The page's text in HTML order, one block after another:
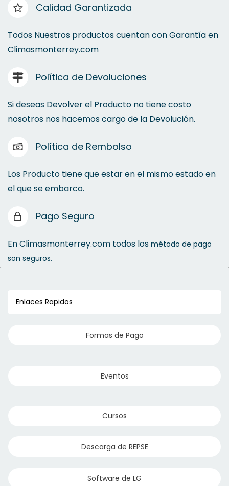
Calidad Garantizada
Todos Nuestros productos cuentan con Garantía en
Climasmonterrey.com
Política de Devoluciones
Si deseas Devolver el Producto no tiene costo
nosotros nos hacemos cargo de la Devolución.
Política de Rembolso
Los Producto tiene que estar en el mismo estado en
el que se embarco.
Pago Seguro
En Climasmonterrey.com todos los método de pago
son seguros.
Enlaces Rapidos
Formas de Pago
Eventos
Cursos
Descarga de REPSE
Software de LG